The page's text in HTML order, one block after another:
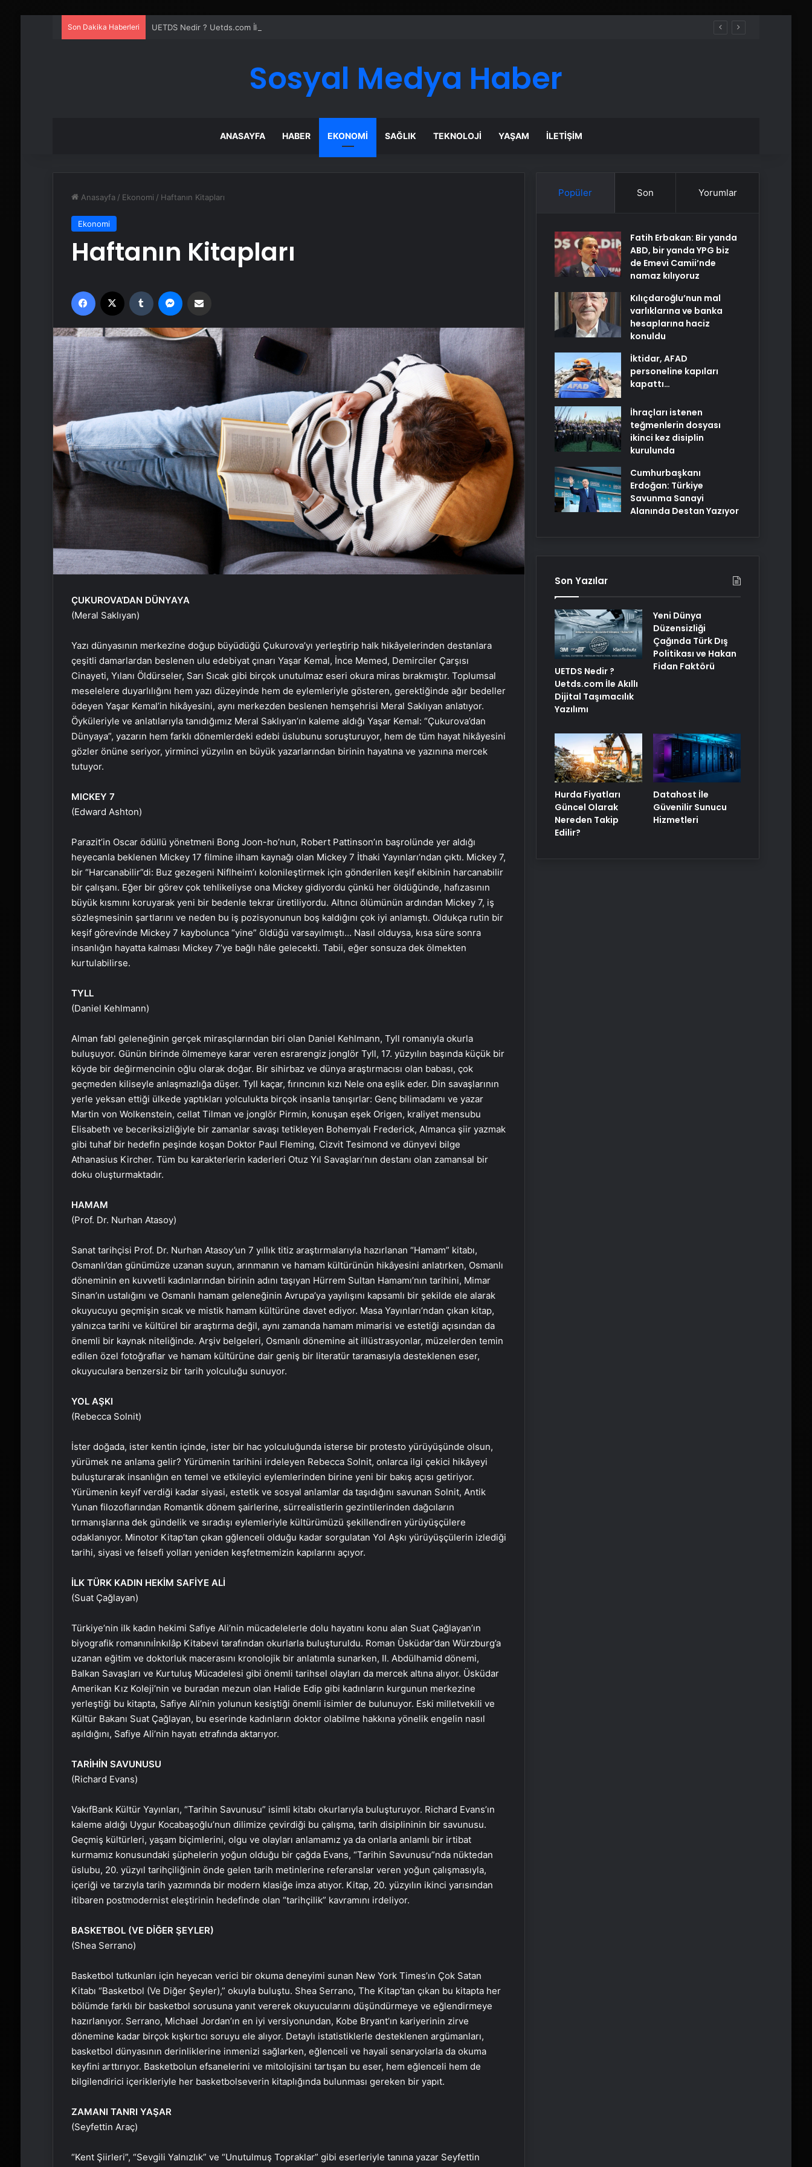
Son Dakika Haberleri UETDS Nedir ? Uetds.com İle Akıllı Dijital Taşımacılık Yazılımı
Sosyal Medya Haber
ANASAYFA HABER EKONOMI SAĞLIK TEKNOLOJI YAŞAM İLETIŞIM
Anasayfa / Ekonomi / Haftanın Kitapları
Ekonomi
Haftanın Kitapları
Facebook Tumblr
ÇUKUROVA’DAN DÜNYAYA
(Meral Saklıyan)
Yazı dünyasının merkezine doğup büyüdüğü Çukurova’yı yerleştirip halk hikâyelerinden destanlara
çeşitli damarlardan beslenen ulu edebiyat çınarı Yaşar Kemal, İnce Memed, Demirciler Çarşısı
Cinayeti, Yılanı Öldürseler, Sarı Sıcak gibi birçok unutulmaz eseri okura miras bırakmıştır. Toplumsal
meselelere duyarlılığını hem yazı düzeyinde hem de eylemleriyle gösteren, gerektiğinde ağır bedeller
ödeyen Yaşar Kemal’in hikâyesini, aynı merkezden beslenen hemşehrisi Meral Saklıyan anlatıyor.
Öyküleriyle ve anlatılarıyla tanıdığımız Meral Saklıyan’ın kaleme aldığı Yaşar Kemal: “Çukurova’dan
Dünyaya”, yazarın hem farklı dönemlerdeki edebi üslubunu soruşturuyor, hem de tüm hayat hikâyesini
gözler önüne seriyor, yirminci yüzyılın en büyük yazarlarından birinin hayatına ve yazınına mercek
tutuyor.
MICKEY 7
(Edward Ashton)
Parazit’in Oscar ödüllü yönetmeni Bong Joon-ho’nun, Robert Pattinson’ın başrolünde yer aldığı
heyecanla beklenen Mickey 17 filmine ilham kaynağı olan Mickey 7 İthaki Yayınları’ndan çıktı. Mickey 7,
bir “Harcanabilir”di: Buz gezegeni Niflheim’ı kolonileştirmek için gönderilen keşif ekibinin harcanabilir
bir çalışanı. Eğer bir görev çok tehlikeliyse ona Mickey gidiyordu çünkü her öldüğünde, hafızasının
büyük kısmını koruyarak yeni bir bedenle tekrar üretiliyordu. Altıncı ölümünün ardından Mickey 7, iş
sözleşmesinin şartlarını ve neden bu iş pozisyonunun boş kaldığını çok iyi anlamıştı. Oldukça rutin bir
keşif görevinde Mickey 7 kaybolunca “yine” öldüğü varsayılmıştı… Nasıl olduysa, kısa süre sonra
insanlığın hayatta kalması Mickey 7’ye bağlı hâle gelecekti. Tabii, eğer sonsuza dek ölmekten
kurtulabilirse.
TYLL
(Daniel Kehlmann)
Alman fabl geleneğinin gerçek mirasçılarından biri olan Daniel Kehlmann, Tyll romanıyla okurla
buluşuyor. Günün birinde ölmemeye karar veren esrarengiz jonglör Tyll, 17. yüzyılın başında küçük bir
köyde bir değirmencinin oğlu olarak doğar. Bir sihirbaz ve dünya araştırmacısı olan babası, çok
geçmeden kiliseyle anlaşmazlığa düşer. Tyll kaçar, fırıncının kızı Nele ona eşlik eder. Din savaşlarının
yerle yeksan ettiği ülkede yaptıkları yolculukta birçok insanla tanışırlar: Genç bilimadamı ve yazar
Martin von Wolkenstein, cellat Tilman ve jonglör Pirmin, konuşan eşek Origen, kraliyet mensubu
Elisabeth ve beceriksizliğiyle bir zamanlar savaşı tetikleyen Bohemyalı Frederick, Almanca şiir yazmak
gibi tuhaf bir hedefin peşinde koşan Doktor Paul Fleming, Cizvit Tesimond ve dünyevi bilge
Athanasius Kircher. Tüm bu karakterlerin kaderleri Otuz Yıl Savaşları’nın destanı olan zamansal bir
doku oluşturmaktadır.
HAMAM
(Prof. Dr. Nurhan Atasoy)
Sanat tarihçisi Prof. Dr. Nurhan Atasoy’un 7 yıllık titiz araştırmalarıyla hazırlanan “Hamam” kitabı,
Osmanlı’dan günümüze uzanan suyun, arınmanın ve hamam kültürünün hikâyesini anlatırken, Osmanlı
döneminin en kuvvetli kadınlarından birinin adını taşıyan Hürrem Sultan Hamamı’nın tarihini, Mimar
Sinan’ın ustalığını ve Osmanlı hamam geleneğinin Avrupa’ya yayılışını kapsamlı bir şekilde ele alarak
okuyucuyu geçmişin sıcak ve mistik hamam kültürüne davet ediyor. Masa Yayınları’ndan çıkan kitap,
yalnızca tarihi ve kültürel bir araştırma değil, aynı zamanda hamam mimarisi ve estetiği açısından da
önemli bir kaynak niteliğinde. Arşiv belgeleri, Osmanlı dönemine ait illüstrasyonlar, müzelerden temin
edilen özel fotoğraflar ve hamam kültürüne dair geniş bir literatür taramasıyla desteklenen eser,
okuyuculara benzersiz bir tarih yolculuğu sunuyor.
YOL AŞKI
(Rebecca Solnit)
İster doğada, ister kentin içinde, ister bir hac yolculuğunda isterse bir protesto yürüyüşünde olsun,
yürümek ne anlama gelir? Yürümenin tarihini irdeleyen Rebecca Solnit, onlarca ilgi çekici hikâyeyi
buluşturarak insanlığın en temel ve etkileyici eylemlerinden birine yeni bir bakış açısı getiriyor.
Yürümenin keyif verdiği kadar siyasi, estetik ve sosyal anlamlar da taşıdığını savunan Solnit, Antik
Yunan filozoflarından Romantik dönem şairlerine, sürrealistlerin gezintilerinden dağcıların
tırmanışlarına dek gündelik ve sıradışı eylemleriyle kültürümüzü şekillendiren yürüyüşçülere
odaklanıyor. Minotor Kitap’tan çıkan gğlenceli olduğu kadar sorgulatan Yol Aşkı yürüyüşçülerin izlediği
tarihi, siyasi ve felsefi yolları yeniden keşfetmemizin kapılarını açıyor.
İLK TÜRK KADIN HEKİM SAFİYE ALİ
(Suat Çağlayan)
Türkiye’nin ilk kadın hekimi Safiye Ali’nin mücadelelerle dolu hayatını konu alan Suat Çağlayan’ın
biyografik romanınıİnkılâp Kitabevi tarafından okurlarla buluşturuldu. Roman Üsküdar’dan Würzburg’a
uzanan eğitim ve doktorluk macerasını kronolojik bir anlatımla sunarken, II. Abdülhamid dönemi,
Balkan Savaşları ve Kurtuluş Mücadelesi gibi önemli tarihsel olayları da mercek altına alıyor. Üsküdar
Amerikan Kız Koleji’nin ve buradan mezun olan Halide Edip gibi kadınların kurgunun merkezine
yerleştiği bu kitapta, Safiye Ali’nin yolunun kesiştiği önemli isimler de bulunuyor. Eski milletvekili ve
Kültür Bakanı Suat Çağlayan, bu eserinde kadınların doktor olabilme hakkına yönelik engelin nasıl
aşıldığını, Safiye Ali’nin hayatı etrafında aktarıyor.
TARİHİN SAVUNUSU
(Richard Evans)
VakıfBank Kültür Yayınları, “Tarihin Savunusu” isimli kitabı okurlarıyla buluşturuyor. Richard Evans’ın
kaleme aldığı Uygur Kocabaşoğlu’nun dilimize çevirdiği bu çalışma, tarih disiplininin bir savunusu.
Geçmiş kültürleri, yaşam biçimlerini, olgu ve olayları anlamamız ya da onlarla anlamlı bir irtibat
kurmamız konusundaki şüphelerin yoğun olduğu bir çağda Evans, “Tarihin Savunusu”nda nüktedan
üslubu, 20. yüzyıl tarihçiliğinin önde gelen tarih metinlerine referanslar veren yoğun çalışmasıyla,
içeriği ve tarzıyla tarih yazımında bir modern klasiğe imza atıyor. Kitap, 20. yüzyılın ikinci yarısından
itibaren postmodernist eleştirinin hedefinde olan “tarihçilik” kavramını irdeliyor.
BASKETBOL (VE DİĞER ŞEYLER)
(Shea Serrano)
Basketbol tutkunları için heyecan verici bir okuma deneyimi sunan New York Times’ın Çok Satan
Kitabı “Basketbol (Ve Diğer Şeyler),” okuyla buluştu. Shea Serrano, The Kitap’tan çıkan bu kitapta her
bölümde farklı bir basketbol sorusuna yanıt vererek okuyucularını düşündürmeye ve eğlendirmeye
hazırlanıyor. Serrano, Michael Jordan’ın en iyi versiyonundan, Kobe Bryant’ın kariyerinin zirve
dönemine kadar birçok kışkırtıcı soruyu ele alıyor. Detaylı istatistiklerle desteklenen argümanları,
basketbol dünyasının derinliklerine inmenizi sağlarken, eğlenceli ve hayali senaryolarla da okuma
keyfini arttırıyor. Basketbolun efsanelerini ve mitolojisini tartışan bu eser, hem eğlenceli hem de
bilgilendirici içerikleriyle her basketbolseverin kitaplığında bulunması gereken bir yapıt.
ZAMANI TANRI YAŞAR
(Seyfettin Araç)
“Kent Şiirleri”, “Sevgili Yalnızlık” ve “Unutulmuş Topraklar” gibi eserleriyle tanına yazar Seyfettin
Popüler Son Yorumlar
Fatih Erbakan: Bir yanda
ABD, bir yanda YPG biz
de Emevi Camii’nde
namaz kılıyoruz
Kılıçdaroğlu’nun mal
varlıklarına ve banka
hesaplarına haciz
konuldu
İktidar, AFAD
personeline kapıları
kapattı…
İhraçları istenen
teğmenlerin dosyası
ikinci kez disiplin
kurulunda
Cumhurbaşkanı
Erdoğan: Türkiye
Savunma Sanayi
Alanında Destan Yazıyor
Son Yazılar
UETDS Nedir ?
Uetds.com İle Akıllı
Dijital Taşımacılık
Yazılımı
Yeni Dünya
Düzensizliği
Çağında Türk Dış
Politikası ve Hakan
Fidan Faktörü
Hurda Fiyatları
Güncel Olarak
Nereden Takip
Edilir?
Datahost İle
Güvenilir Sunucu
Hizmetleri